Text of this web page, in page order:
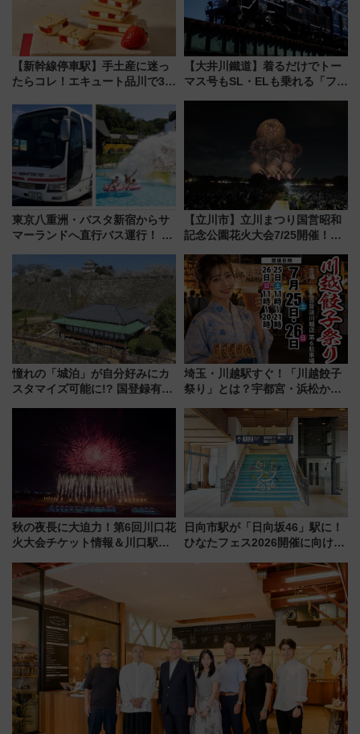
【新幹線停車駅】手土産に迷っ
たらコレ！エキュート品川で3年
産スイーツとは？
【大井川鐵道】着るだけでトー
マス号もSL・ELも乗れる「フリ
東京八重洲・バスタ新宿からサ
マーランドへ直行バス運行！ お
推し活を楽しもう！（2026年
8/1～31）
【立川市】立川まつり国営昭和
記念公園花火大会7/25開催！
混雑に要注意、その理由は
憧れの「城泊」が自分好みにカ
スタマイズ可能に!? 国登録有形
にオーダーメイド型の宿泊プラ
埼玉・川越駅すぐ！「川越餃子
祭り」とは？宇都宮・浜松から
を食べ比べ【7月25日・26日開
催】
秋の夜長に大迫力！第6回川口花
火大会チケット情報＆川口駅か
日向市駅が「日向坂46」駅に！
ひなたフェス2026開催に向けJR
全力応援 夜行列車「ドリーム
おひさま号」も走る